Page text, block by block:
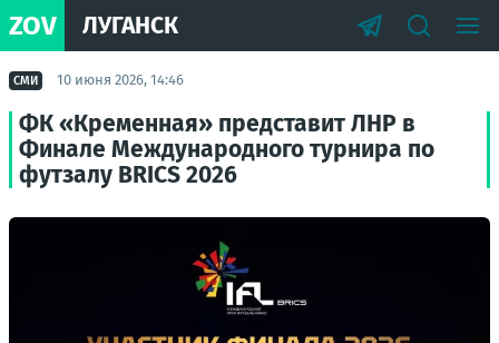
ZOV ЛУГАНСК
СМИ 10 июня 2026, 14:46
ФК «Кременная» представит ЛНР в
Финале Международного турнира по
футзалу BRICS 2026